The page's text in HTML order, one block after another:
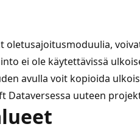
oletusajoitusmoduulia,
ei ole käytettävissä
avulla voit kopioida
Dataversessa uuteen